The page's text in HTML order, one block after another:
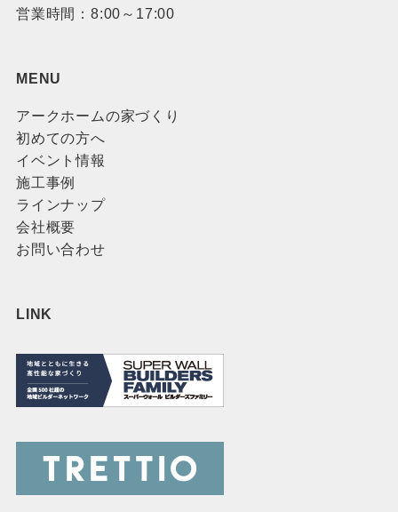
営業時間：8:00～17:00
MENU
アークホームの家づくり
初めての方へ
イベント情報
施工事例
ラインナップ
会社概要
お問い合わせ
LINK